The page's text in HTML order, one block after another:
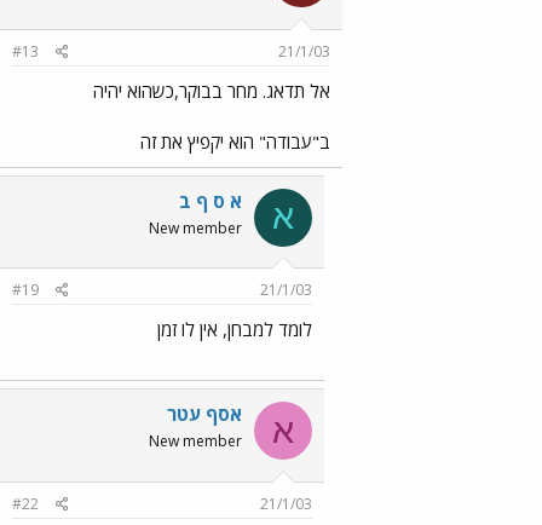
21/1/03
#13
אל תדאג. מחר בבוקר,כשהוא יהיה
ב"עבודה" הוא יקפיץ את זה
א א ס ף ב
New member
21/1/03
#19
לומד למבחן, אין לו זמן
א אסף עטר
New member
21/1/03
#22